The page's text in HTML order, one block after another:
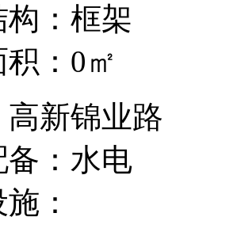
构：框架
：0㎡
新锦业路
备：水电
：